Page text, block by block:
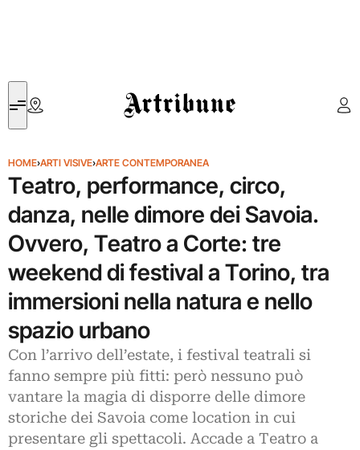
Artribune
HOME›ARTI VISIVE›ARTE CONTEMPORANEA
Teatro, performance, circo,
danza, nelle dimore dei Savoia.
Ovvero, Teatro a Corte: tre
weekend di festival a Torino, tra
immersioni nella natura e nello
spazio urbano
Con l’arrivo dell’estate, i festival teatrali si
fanno sempre più fitti: però nessuno può
vantare la magia di disporre delle dimore
storiche dei Savoia come location in cui
presentare gli spettacoli. Accade a Teatro a